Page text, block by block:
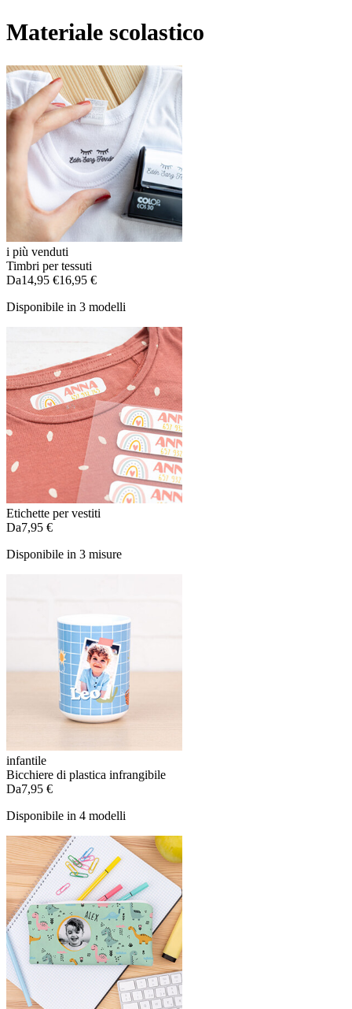
Materiale scolastico
i più venduti
Timbri per tessuti
Da14,95 €16,95 €
Disponibile in 3 modelli
Etichette per vestiti
Da7,95 €
Disponibile in 3 misure
infantile
Bicchiere di plastica infrangibile
Da7,95 €
Disponibile in 4 modelli